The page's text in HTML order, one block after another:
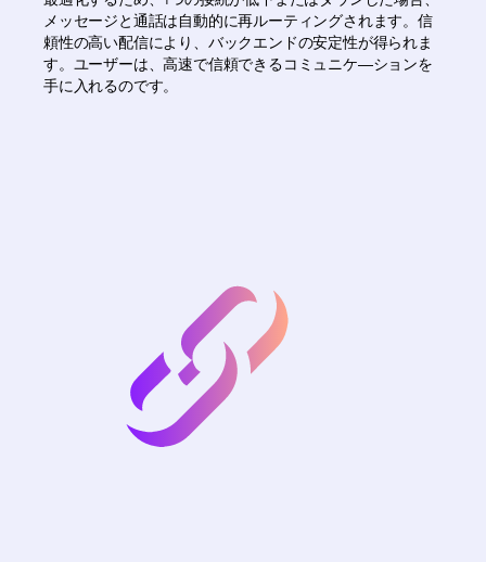
メッセージと通話は自動的に再ルーティングされます。信
頼性の高い配信により、バックエンドの安定性が得られま
す。ユーザーは、高速で信頼できるコミュニケ―ションを
手に入れるのです。